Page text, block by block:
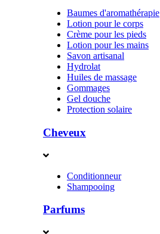
Baumes d'aromathérapie
Lotion pour le corps
Crème pour les pieds
Lotion pour les mains
Savon artisanal
Hydrolat
Huiles de massage
Gommages
Gel douche
Protection solaire
Cheveux
Conditionneur
Shampooing
Parfums